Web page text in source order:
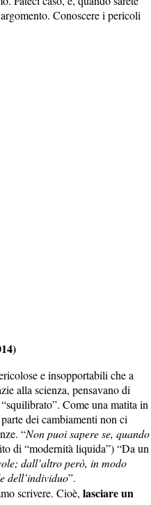
Conoscere i pericoli
e insopportabili che a
alla scienza, pensavano di
Come una matita in
dei cambiamenti non ci
“Non puoi sapere se, quando
di “modernità liquida”) “Da un
dall’altro però, in modo
dell’individuo”.
scrivere. Cioè, lasciare un